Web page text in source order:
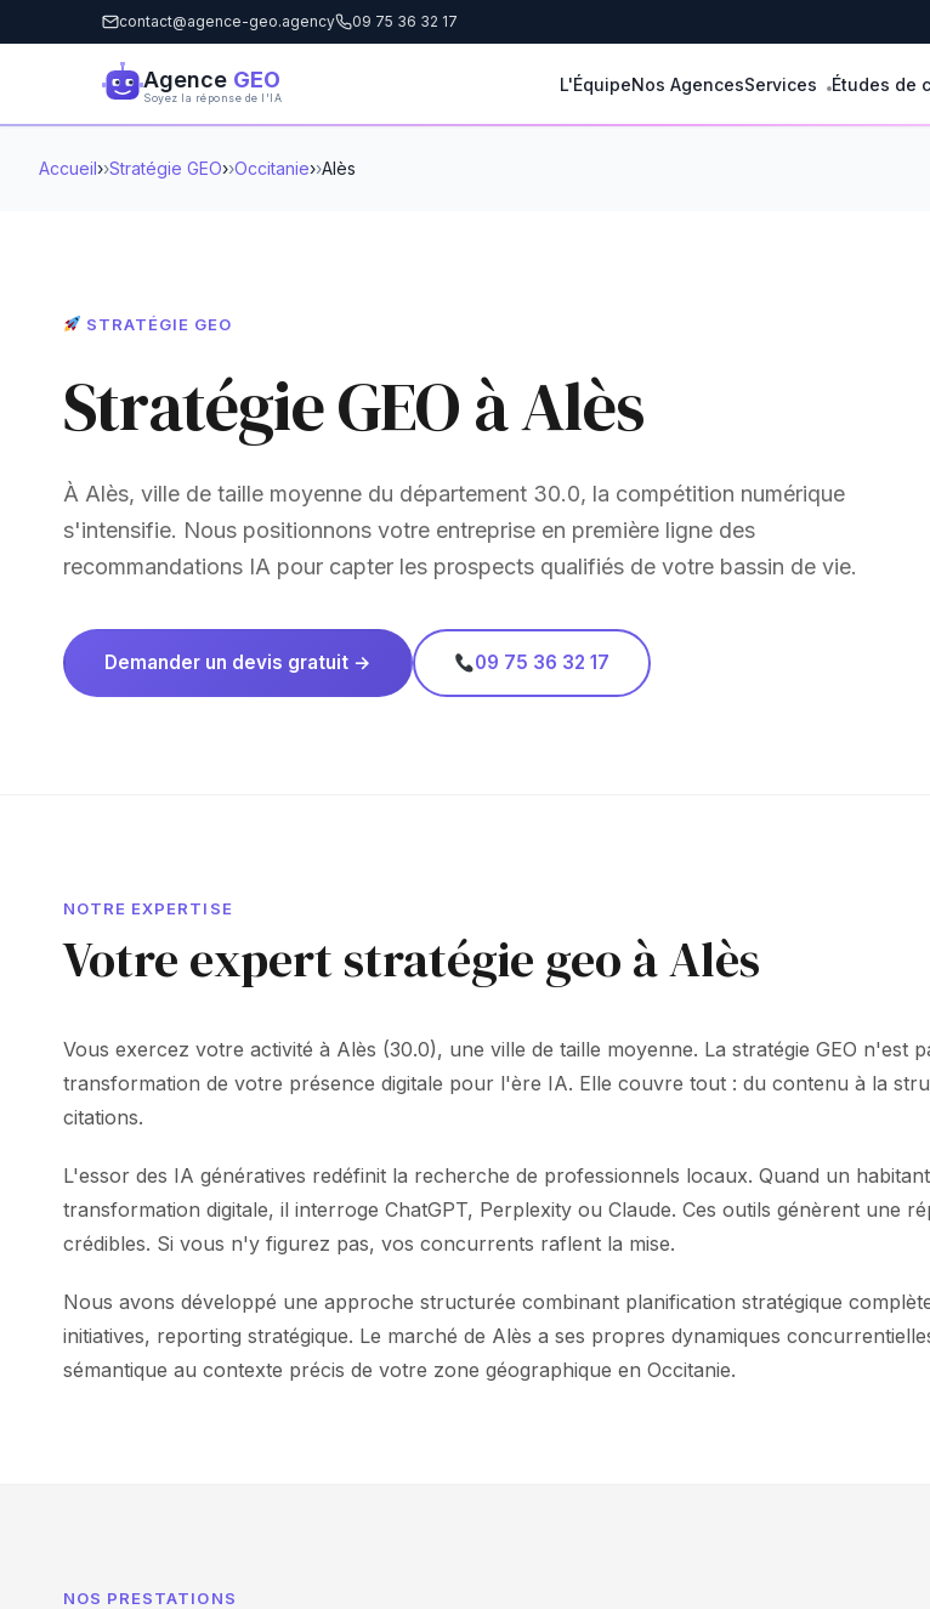
contact@agence-geo.agency 09 75 36 32 17
Agence GEO
Soyez la réponse de l'IA
L'ÉquipeNos AgencesServices Études de
Accueil› Stratégie GEO› Occitanie› Alès
STRATÉGIE GEO
Stratégie GEO à Alès
À Alès, ville de taille moyenne du département 30.0, la compétition numérique
s'intensifie. Nous positionnons votre entreprise en première ligne des
recommandations IA pour capter les prospects qualifiés de votre bassin de vie.
Demander un devis gratuit → 09 75 36 32 17
NOTRE EXPERTISE
Votre expert stratégie geo à Alès
Vous exercez votre activité à Alès (30.0), une ville de taille moyenne. La stratégie GEO
transformation de votre présence digitale pour l'ère IA. Elle couvre tout : du contenu à la
citations.
L'essor des IA génératives redéfinit la recherche de professionnels locaux. Quand un
transformation digitale, il interroge ChatGPT, Perplexity ou Claude. Ces outils génèrent une
crédibles. Si vous n'y figurez pas, vos concurrents raflent la mise.
Nous avons développé une approche structurée combinant planification stratégique
initiatives, reporting stratégique. Le marché de Alès a ses propres dynamiques
sémantique au contexte précis de votre zone géographique en Occitanie.
NOS PRESTATIONS